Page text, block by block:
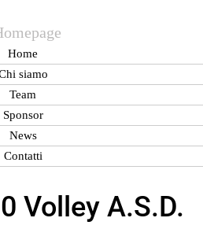
Home
siamo
Team
Sponsor
News
Contatti
Volley A.S.D.